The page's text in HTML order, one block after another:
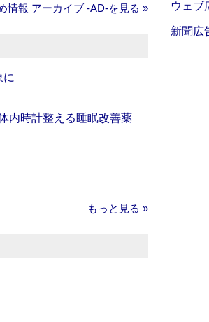
情報 アーカイブ ‐AD‐を見る »
に
内時計整える睡眠改善薬
もっと見る »
ウェブ
新聞広